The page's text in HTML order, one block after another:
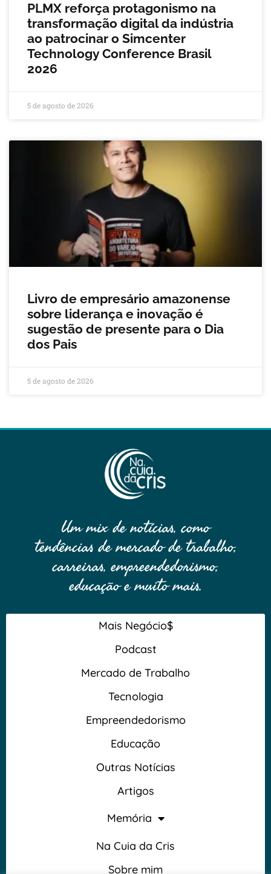
PLMX reforça protagonismo na
transformação digital da indústria
ao patrocinar o Simcenter
Technology Conference Brasil
2026
5 de agosto de 2026
Livro de empresário amazonense
sobre liderança e inovação é
sugestão de presente para o Dia
dos Pais
5 de agosto de 2026
Um mix de notícias, como
tendências de mercado de trabalho,
carreiras, empreendedorismo,
educação e muito mais.
Mais Negócio$
Podcast
Mercado de Trabalho
Tecnologia
Empreendedorismo
Educação
Outras Notícias
Artigos
Memória
Na Cuia da Cris
Sobre mim